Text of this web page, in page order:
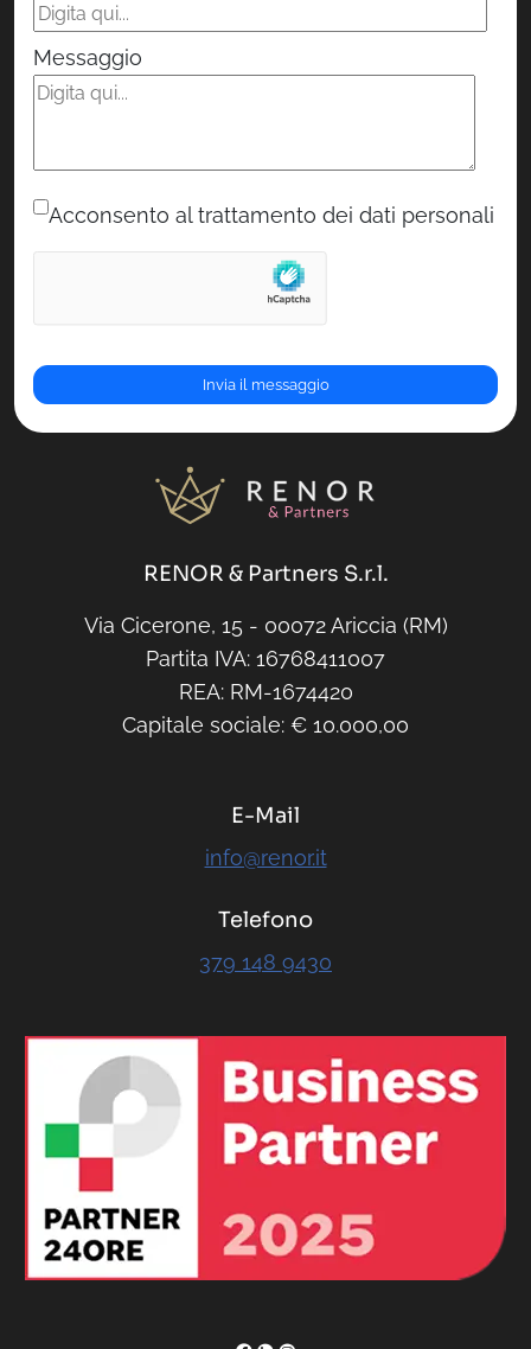
RENOR & Partners S.r.l.
Via Cicerone, 15 - 00072 Ariccia (RM)
Partita IVA: 16768411007
REA: RM-1674420
Capitale sociale: € 10.000,00
E-Mail
info@renor.it
Telefono
379 148 9430
Messaggio
Acconsento al trattamento dei dati personali
RENOR & Partners S.r.l.